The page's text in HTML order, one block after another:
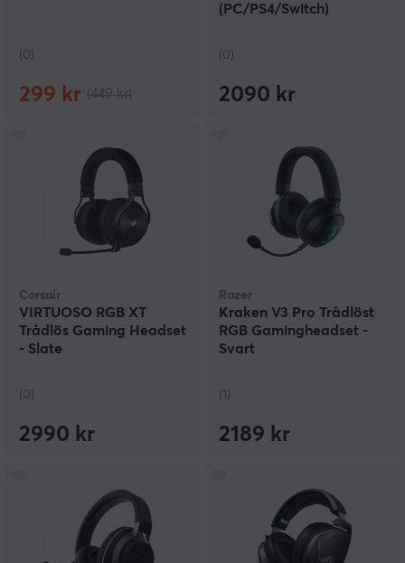
(0)
299 kr
(PC/PS4/Switch)
(0)
2090 kr
Corsair
VIRTUOSO RGB XT
Trådlös Gaming Headset
- Slate
(0)
2990 kr
Razer
Kraken V3 Pro Trådlöst
RGB Gamingheadset -
Svart
(1)
2189 kr